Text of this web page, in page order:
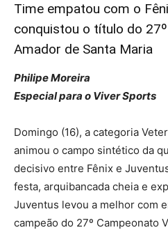
Time empatou com o
conquistou o título do
Amador de Santa Maria
Philipe Moreira
Especial para o Viver Sports
Domingo (16), a categoria
animou o campo sintético da
decisivo entre Fênix e
festa, arquibancada cheia e
Juventus levou a melhor com
campeão do 27º Campeonato